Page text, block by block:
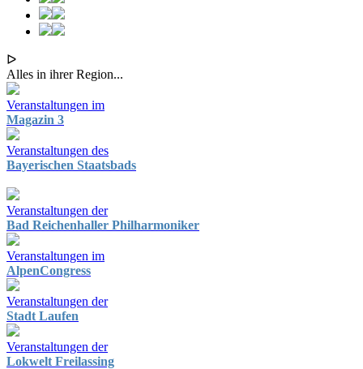
ᐅ
Alles in ihrer Region...
Veranstaltungen im
Magazin 3
Veranstaltungen des
Bayerischen Staatsbads
Veranstaltungen der
Bad Reichenhaller Philharmoniker
Veranstaltungen im
AlpenCongress
Veranstaltungen der
Stadt Laufen
Veranstaltungen der
Lokwelt Freilassing